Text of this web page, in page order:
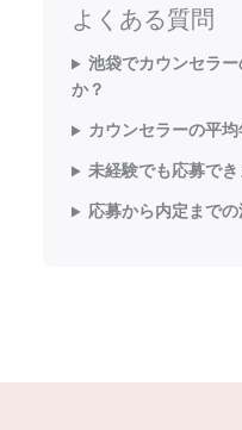
よくある質問
池袋でカウンセラ
か？
カウンセラーの平
未経験でも応募でき
応募から内定までの